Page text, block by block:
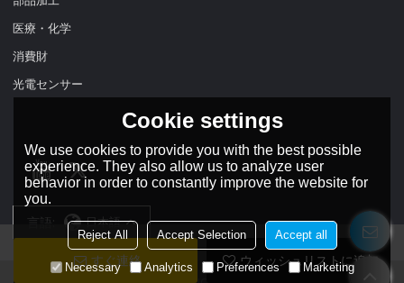
すぐ連絡 ウィッシュリストに追加
医療・化学
消費財
光電センサー
言語: 日本語
Cookie settings
We use cookies to provide you with the best possible
experience. They also allow us to analyze user
behavior in order to constantly improve the website for
you.
Reject All Accept Selection Accept all
Necessary Analytics Preferences Marketing